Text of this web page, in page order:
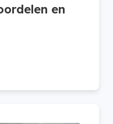
en